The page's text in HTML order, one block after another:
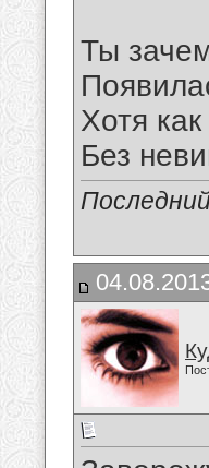
Ты
Хотя
Без